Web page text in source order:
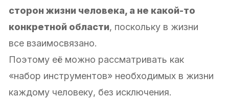
сторон жизни человека, а не какой-то
конкретной области, поскольку в жизни
все взаимосвязано.
Поэтому её можно рассматривать как
«набор инструментов» необходимых в жизни
каждому человеку, без исключения.